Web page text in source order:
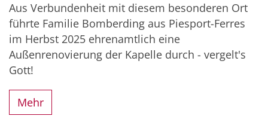
Aus Verbundenheit mit diesem besonderen Ort
führte Familie Bomberding aus Piesport-Ferres
im Herbst 2025 ehrenamtlich eine
Außenrenovierung der Kapelle durch - vergelt's
Gott!
Mehr